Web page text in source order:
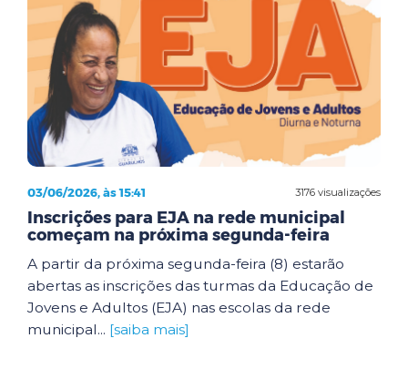
3176 visualizações
03/06/2026, às 15:41
Inscrições para EJA na rede municipal
começam na próxima segunda-feira
A partir da próxima segunda-feira (8) estarão
abertas as inscrições das turmas da Educação de
Jovens e Adultos (EJA) nas escolas da rede
municipal... [saiba mais]